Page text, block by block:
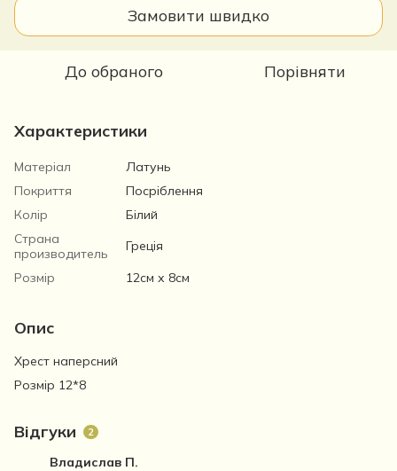
Замовити швидко
До обраного Порівняти
Характеристики
Матеріал
Латунь
Покриття
Посріблення
Колір
Білий
Страна
производитель
Греція
Розмір
12см х 8см
Опис
Хрест наперсний
Розмір 12*8
Відгуки 2
Владислав П.